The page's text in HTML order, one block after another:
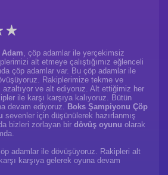
, çöp adamlar ile yerçekimsiz
alt etmeye çalıştığımız eğlenceli
çöp adamlar var. Bu çöp adamlar ile
Rakiplerimize tekme ve
azaltıyor ve alt ediyoruz. Alt ettiğimiz her
ile karşı karşıya kalıyoruz. Bütün
devam ediyoruz. Boks Şampiyonu Çöp
sevenler için düşünülerek hazırlanmış
bizleri zorlayan bir dövüş oyunu olarak
adamlar ile dövüşüyoruz. Rakipleri alt
karşıya gelerek oyuna devam